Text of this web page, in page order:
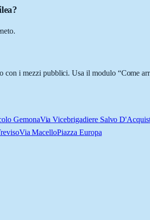
i mezzi pubblici. Usa il modulo “Come
GemonaVia Vicebrigadiere Salvo
Via MacelloPiazza Europa